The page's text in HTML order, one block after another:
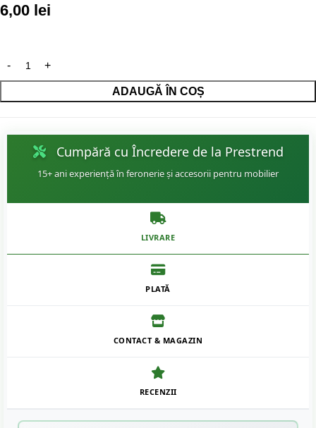
6,00 lei
ADAUGĂ ÎN COȘ
Cumpără cu Încredere de la Prestrend
15+ ani experiență în feronerie și accesorii pentru mobilier
LIVRARE
PLATĂ
CONTACT & MAGAZIN
RECENZII